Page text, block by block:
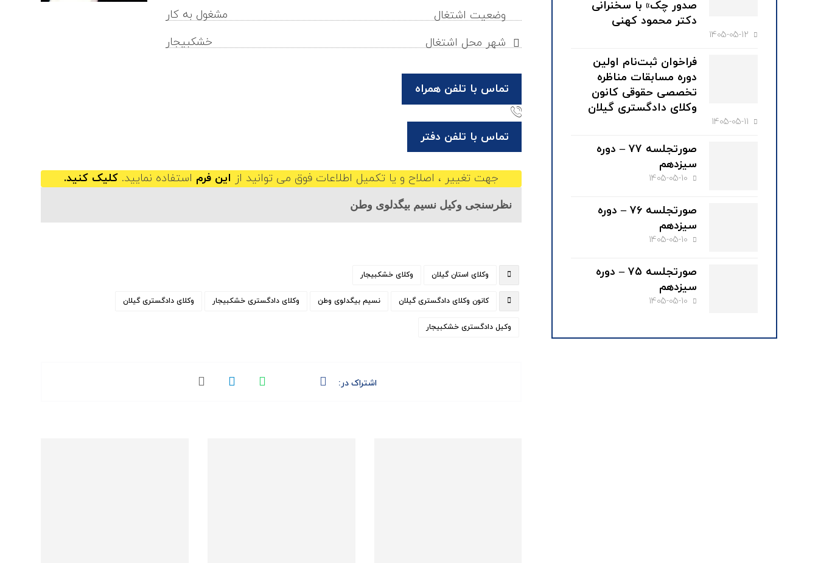
وضعیت اشتغال
مشغول به کار
شهر محل اشتغال
خشکبیجار
تماس با تلفن همراه
تماس با تلفن دفتر
جهت تغییر ، اصلاح و یا تکمیل اطلاعات فوق می توانید از این فرم استفاده نمایید. کلیک کنید.
نظرسنجی وکیل نسیم بیگدلوی وطن
وکلای استان گیلان وکلای خشکبیجار
کانون وکلای دادگستری گیلان نسیم بیگدلوی وطن وکلای دادگستری خشکبیجار وکلای دادگستری گیلان
وکیل دادگستری خشکبیجار
صدور چک» با سخنرانی
دکتر محمود کهنی
1405-05-12
فراخوان ثبت‌نام اولین
دوره مسابقات مناظره
تخصصی حقوقی کانون
وکلای دادگستری گیلان
1405-05-11
صورتجلسه ۷۷ – دوره
سیزدهم
1405-05-10
صورتجلسه ۷۶ – دوره
سیزدهم
1405-05-10
صورتجلسه ۷۵ – دوره
سیزدهم
1405-05-10